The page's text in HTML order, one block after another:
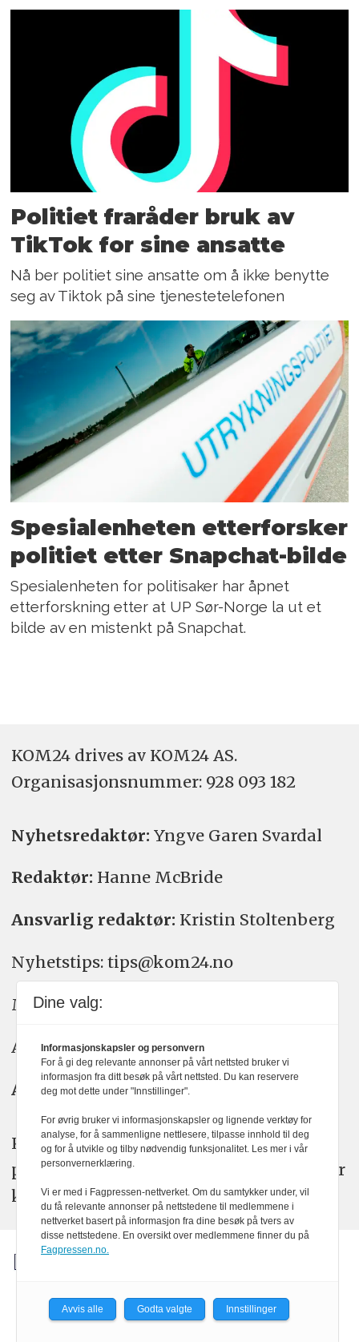
Politiet fraråder bruk av
TikTok for sine ansatte
Nå ber politiet sine ansatte om å ikke benytte
seg av Tiktok på sine tjenestetelefonen
Spesialenheten etterforsker
politiet etter Snapchat-bilde
Spesialenheten for politisaker har åpnet
etterforskning etter at UP Sør-Norge la ut et
bilde av en mistenkt på Snapchat.
KOM24 drives av KOM24 AS.
Organisasjons­nummer: 928 093 182
Nyhetsredaktør: Yngve Garen Svardal
Redaktør: Hanne McBride
Ansvarlig redaktør: Kristin Stoltenberg
Nyhetstips: tips@kom24.no
Meninger: meninger@kom24.no
Annonse: annonse@watchmedia.no
Abonnement:kom24@watchmedia.no
KOM24 arbeider etter Vær Varsom-
plakatens regler for god presseskikk. Her
kan du lese mer omPFUsarbeid.
Dine valg:
Informasjonskapsler og personvern
For å gi deg relevante annonser på vårt nettsted bruker vi
informasjon fra ditt besøk på vårt nettsted. Du kan reservere
deg mot dette under "Innstillinger".
For øvrig bruker vi informasjonskapsler og lignende verktøy for
analyse, for å sammenligne nettlesere, tilpasse innhold til deg
og for å utvikle og tilby nødvendig funksjonalitet. Les mer i vår
personvernerklæring.
Vi er med i Fagpressen-nettverket. Om du samtykker under, vil
du få relevante annonser på nettstedene til medlemmene i
nettverket basert på informasjon fra dine besøk på tvers av
disse nettstedene. En oversikt over medlemmene finner du på
Fagpressen.no.
Avvis alle Godta valgte Innstillinger